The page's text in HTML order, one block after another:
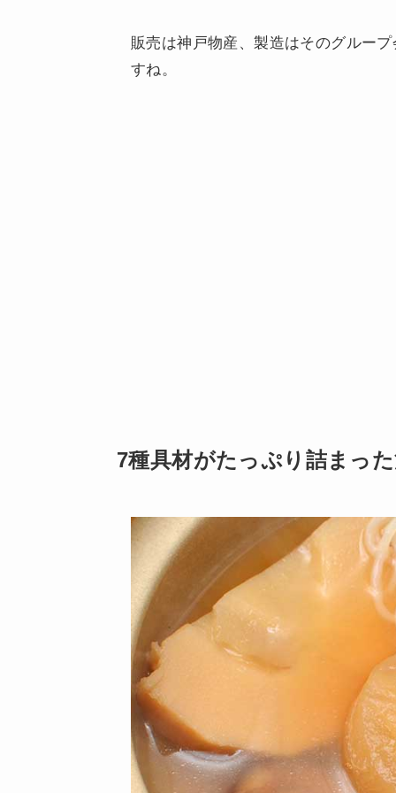
販売は神戸物産、製造はそのグルー
すね。
7種具材がたっぷり詰まっ